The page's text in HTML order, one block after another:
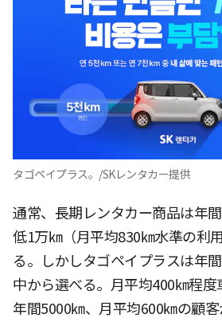
タゴペイプラス。/SKレンタカー提供
通常、長期レンタカー商品は年
低1万㎞（月平均830㎞水準の利
る。しかしタゴペイプラスは年
中から選べる。月平均400㎞程
年間5000㎞、月平均600㎞の顧